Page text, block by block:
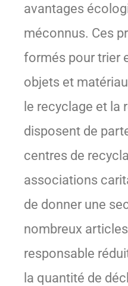
avantages
méconnus. Ces
formés pour trier
objets et
le recyclage et la
disposent de
centres de
associations
de donner une
nombreux
responsable
la quantité de